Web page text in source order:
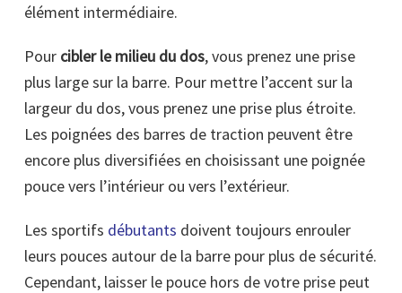
élément intermédiaire.
Pour cibler le milieu du dos, vous prenez une prise
plus large sur la barre. Pour mettre l’accent sur la
largeur du dos, vous prenez une prise plus étroite.
Les poignées des barres de traction peuvent être
encore plus diversifiées en choisissant une poignée
pouce vers l’intérieur ou vers l’extérieur.
Les sportifs débutants doivent toujours enrouler
leurs pouces autour de la barre pour plus de sécurité.
Cependant, laisser le pouce hors de votre prise peut